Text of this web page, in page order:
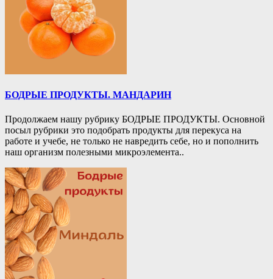
БОДРЫЕ ПРОДУКТЫ. МАНДАРИН
Продолжаем нашу рубрику БОДРЫЕ ПРОДУКТЫ. Основной
посыл рубрики это подобрать продукты для перекуса на
работе и учебе, не только не навредить себе, но и пополнить
наш организм полезными микроэлемента..